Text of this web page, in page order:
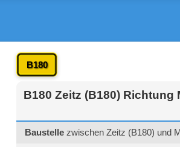
B180
B180 Zeitz (B180) Richtung
Baustelle zwischen Zeitz (B180) und